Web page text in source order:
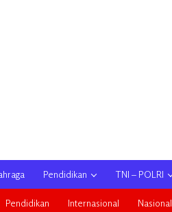
Pendidikan TNI – POLRI
Pendidikan Internasional Nasional